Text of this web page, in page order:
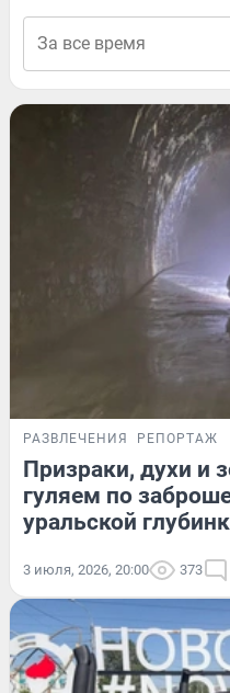
РАЗВЛЕЧЕНИЯ РЕПОРТАЖ
Призраки, духи и
гуляем по
уральской
3 июля, 2026, 20:00 373